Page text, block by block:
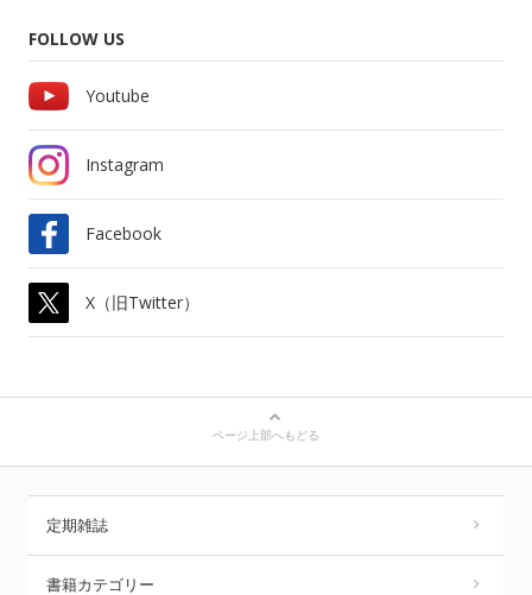
FOLLOW US
Youtube
Instagram
Facebook
X（旧Twitter）
ページ上部へもどる
定期雑誌
書籍カテゴリー